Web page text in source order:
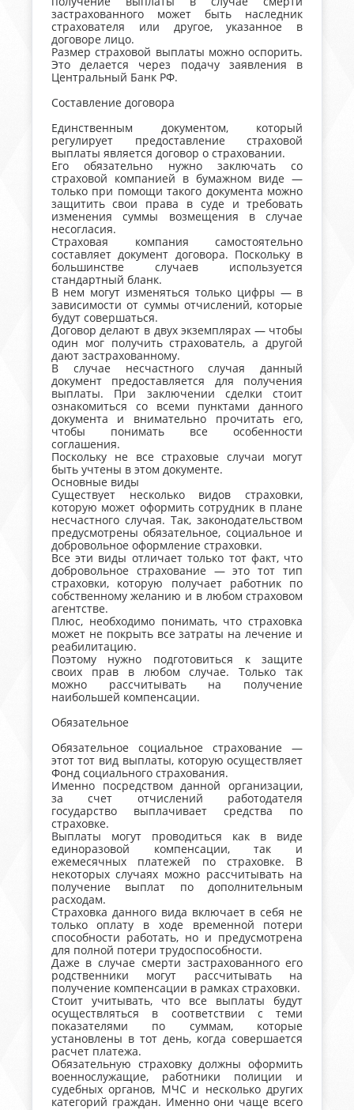
застрахованного может быть наследник
страхователя или другое, указанное в
договоре лицо.
Размер страховой выплаты можно оспорить.
Это делается через подачу заявления в
Центральный Банк РФ.
Составление договора
Единственным документом, который
регулирует предоставление страховой
выплаты является договор о страховании.
Его обязательно нужно заключать со
страховой компанией в бумажном виде —
только при помощи такого документа можно
защитить свои права в суде и требовать
изменения суммы возмещения в случае
несогласия.
Страховая компания самостоятельно
составляет документ договора. Поскольку в
большинстве случаев используется
стандартный бланк.
В нем могут изменяться только цифры — в
зависимости от суммы отчислений, которые
будут совершаться.
Договор делают в двух экземплярах — чтобы
один мог получить страхователь, а другой
дают застрахованному.
В случае несчастного случая данный
документ предоставляется для получения
выплаты. При заключении сделки стоит
ознакомиться со всеми пунктами данного
документа и внимательно прочитать его,
чтобы понимать все особенности
соглашения.
Поскольку не все страховые случаи могут
быть учтены в этом документе.
Основные виды
Существует несколько видов страховки,
которую может оформить сотрудник в плане
несчастного случая. Так, законодательством
предусмотрены обязательное, социальное и
добровольное оформление страховки.
Все эти виды отличает только тот факт, что
добровольное страхование — это тот тип
страховки, которую получает работник по
собственному желанию и в любом страховом
агентстве.
Плюс, необходимо понимать, что страховка
может не покрыть все затраты на лечение и
реабилитацию.
Поэтому нужно подготовиться к защите
своих прав в любом случае. Только так
можно рассчитывать на получение
наибольшей компенсации.
Обязательное
Обязательное социальное страхование —
этот тот вид выплаты, которую осуществляет
Фонд социального страхования.
Именно посредством данной организации,
за счет отчислений работодателя
государство выплачивает средства по
страховке.
Выплаты могут проводиться как в виде
единоразовой компенсации, так и
ежемесячных платежей по страховке. В
некоторых случаях можно рассчитывать на
получение выплат по дополнительным
расходам.
Страховка данного вида включает в себя не
только оплату в ходе временной потери
способности работать, но и предусмотрена
для полной потери трудоспособности.
Даже в случае смерти застрахованного его
родственники могут рассчитывать на
получение компенсации в рамках страховки.
Стоит учитывать, что все выплаты будут
осуществляться в соответствии с теми
показателями по суммам, которые
установлены в тот день, когда совершается
расчет платежа.
Обязательную страховку должны оформить
военнослужащие, работники полиции и
судебных органов, МЧС и несколько других
категорий граждан. Именно они чаще всего